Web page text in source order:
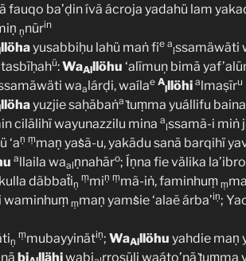
fauqo ba’ḍin ívã ácroja yadahü lam
ṇnūrin
llöhayusabbiḥu lahü maṅ fie a
lssamäwäti
ü:WaAlllöhu ‘alīmuņ bimā
waalárḍi, waílae A
lllöhi almaṣīru
llöhayuzjie saḥābaṅaṫuṃma yuállifu
cilālihï wayunazzilu mina a
lssamã-i miṅ
‘aṇ ṃmaṇ yaṡã-u, yakādu sanā barqihï
allaila waalṇnahāro; Íṇna fie välika
dãbbaẗiṇ
ṃmiṇ ṃmã-iṅ, faminhuṃ ṃ
waminhuṃ ṃmaṇ yamṡie ‘alaẽ árba’iṇ;
ṇ
ṃmubayyinätiṇ; WaAlllöhu yahdie maṇ
bi llähiwabi rrosūli waáṭo’nā ṫuṃma